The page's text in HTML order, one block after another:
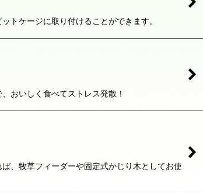
トケージに取り付けることができます。
おいしく食べてストレス発散！
、牧草フィーダーや固定式かじり木としてお使